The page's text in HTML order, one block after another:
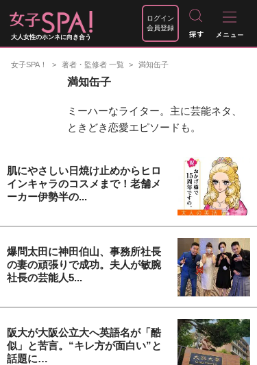
大人女性のホンネに向き合う
ログイン
会員登録
女子SPA！ 著者・監修者 一覧 満知缶子
満知缶子
ミーハーなライター。主に芸能ネタ、
ときどき恋愛エピソードも。
肌にやさしい日焼け止めからヒロ
インキャラのコスメまで！老舗メ
ーカー伊勢半の...
爆問太田に神田伯山、事務所社長
の妻の頑張りで成功。夫人が敏腕
社長の芸能人5...
阪大が大阪公立大へ英語名が「酷
似」と苦言。“キレ方が面白い”と
話題に…